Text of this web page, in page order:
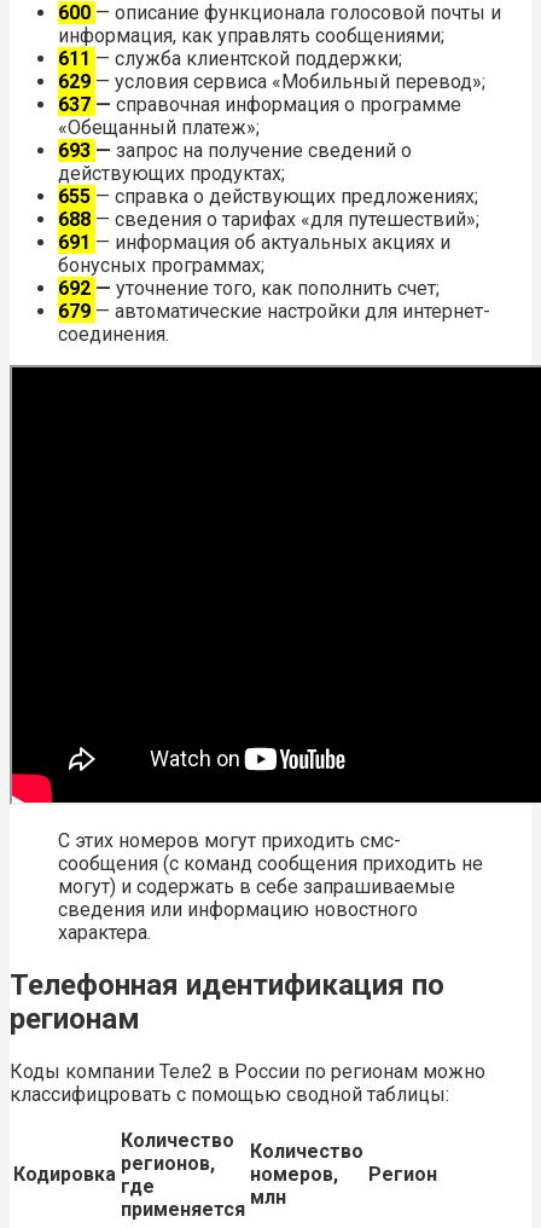
600 — описание функционала голосовой почты и
информация, как управлять сообщениями;
611 — служба клиентской поддержки;
629 — условия сервиса «Мобильный перевод»;
637 — справочная информация о программе
«Обещанный платеж»;
693 — запрос на получение сведений о
действующих продуктах;
655 — справка о действующих предложениях;
688 — сведения о тарифах «для путешествий»;
691 — информация об актуальных акциях и
бонусных программах;
692 — уточнение того, как пополнить счет;
679 — автоматические настройки для интернет-
соединения.
С этих номеров могут приходить смс-
сообщения (с команд сообщения приходить не
могут) и содержать в себе запрашиваемые
сведения или информацию новостного
характера.
Телефонная идентификация по
регионам
Коды компании Теле2 в России по регионам можно
классифицровать с помощью сводной таблицы:
Кодировка
Количество
регионов,
где
применяется
Количество
номеров,
млн
Регион